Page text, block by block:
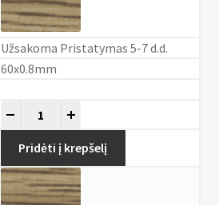
Užsakoma Pristatymas 5-7 d.d.
60x0.8mm
Pridėti į krepšelį